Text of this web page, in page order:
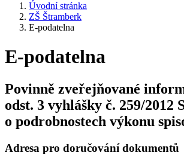
Úvodní stránka
ZŠ Štramberk
E-podatelna
E-podatelna
Povinně zveřejňované
odst. 3 vyhlášky č. 259/2012
o podrobnostech výkonu
Adresa pro doručování dokumentů